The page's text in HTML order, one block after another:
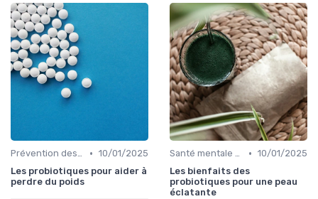
Prévention des maladies • 10/01/2025
Les probiotiques pour aider à
perdre du poids
Santé mentale et probiotiques • 10/01/2025
Les bienfaits des
probiotiques pour une peau
éclatante